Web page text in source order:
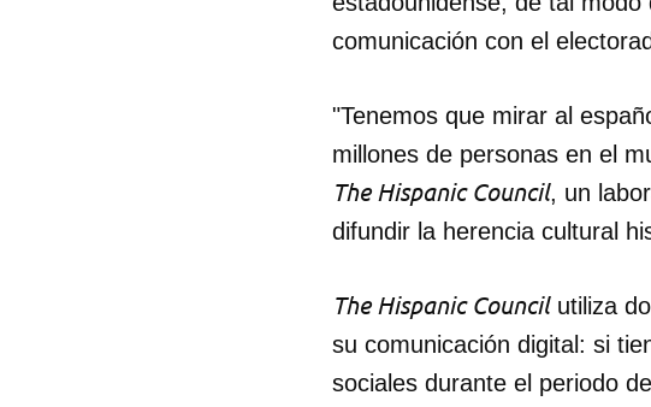
comunicación con el
"Tenemos que mirar al
millones de personas en el
The Hispanic Council, un
difundir la herencia cultural
The Hispanic Councilutiliza
su comunicación digital: si
sociales durante el periodo